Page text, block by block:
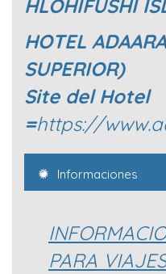
HLOHIFUSHI
HOTEL
SUPERIOR)
Site del Hotel
=https://
Informaciones
PARA